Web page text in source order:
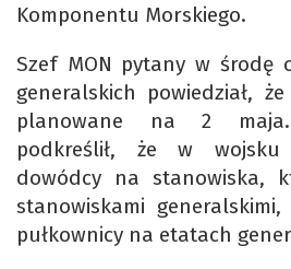
Komponentu Morskiego.
Szef MON pytany w środę
generalskich powiedział,
planowane na 2 maja.
podkreślił, że w wojsku
dowódcy na stanowiska,
stanowiskami
pułkownicy na etatach